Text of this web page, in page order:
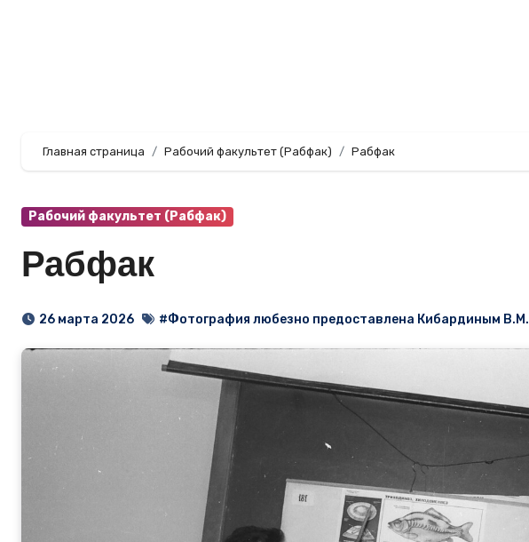
Главная страница Рабочий факультет (Рабфак) Рабфак
Рабочий факультет (Рабфак)
Рабфак
26 марта 2026 #Фотография любезно предоставлена Кибардиным В.М.